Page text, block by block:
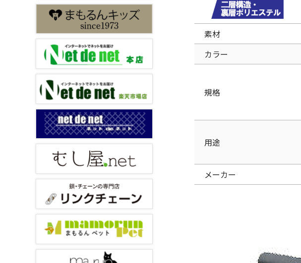
素材
カラー
規格
用途
メーカー